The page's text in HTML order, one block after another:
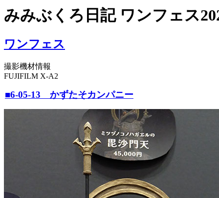
みみぶくろ日記 ワンフェス
ワンフェス
撮影機材情報
FUJIFILM X-A2
■6-05-13 かずたそカンパニー